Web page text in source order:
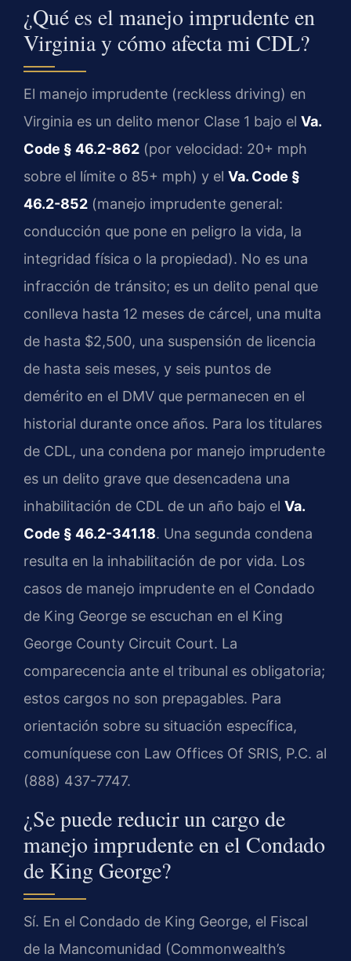
¿Qué es el manejo imprudente en
Virginia y cómo afecta mi CDL?
El manejo imprudente (reckless driving) en
Virginia es un delito menor Clase 1 bajo el Va.
Code § 46.2-862 (por velocidad: 20+ mph
sobre el límite o 85+ mph) y el Va. Code §
46.2-852 (manejo imprudente general:
conducción que pone en peligro la vida, la
integridad física o la propiedad). No es una
infracción de tránsito; es un delito penal que
conlleva hasta 12 meses de cárcel, una multa
de hasta $2,500, una suspensión de licencia
de hasta seis meses, y seis puntos de
demérito en el DMV que permanecen en el
historial durante once años. Para los titulares
de CDL, una condena por manejo imprudente
es un delito grave que desencadena una
inhabilitación de CDL de un año bajo el Va.
Code § 46.2-341.18. Una segunda condena
resulta en la inhabilitación de por vida. Los
casos de manejo imprudente en el Condado
de King George se escuchan en el King
George County Circuit Court. La
comparecencia ante el tribunal es obligatoria;
estos cargos no son prepagables. Para
orientación sobre su situación específica,
comuníquese con Law Offices Of SRIS, P.C. al
(888) 437-7747.
¿Se puede reducir un cargo de
manejo imprudente en el Condado
de King George?
Sí. En el Condado de King George, el Fiscal
de la Mancomunidad (Commonwealth’s